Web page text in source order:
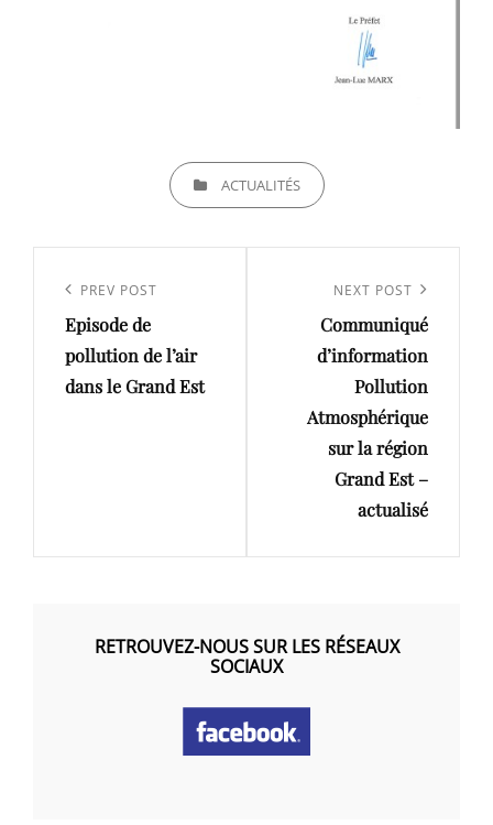
CATEGORIESACTUALITÉS
l’article
Previous
Post
PREV POST
Episode de
pollution de l’air
dans le Grand Est
NEXT POST
Communiqué
d’information
Pollution
Atmosphérique
sur la région
Grand Est –
actualisé
RETROUVEZ-NOUS SUR LES RÉSEAUX
SOCIAUX